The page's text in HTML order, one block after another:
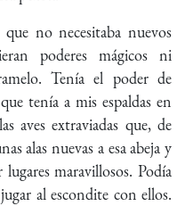
no necesitaba nuevos
poderes mágicos ni
Tenía el poder de
tenía a mis espaldas en
aves extraviadas que, de
alas nuevas a esa abeja y
maravillosos. Podía
al escondite con ellos.